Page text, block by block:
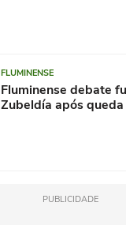
FLUMINENSE
Fluminense debate
Zubeldía após
PUBLICIDADE